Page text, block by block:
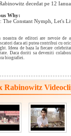
decedat pe 12
Why:
The Constant Nymph, Let's
noastra de editori are nevoie de
daca ati putea contribui cu
Ideea de baza la fiecare
Daca doriti sa deveniti
biografiei.
Rabinowitz